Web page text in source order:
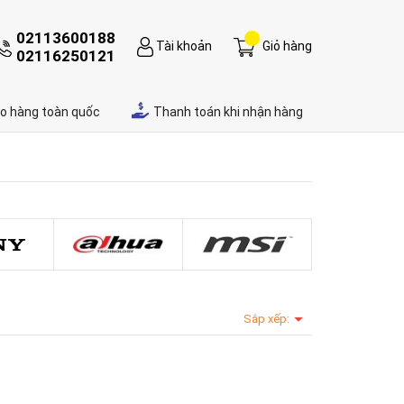
02113600188
02116250121
Tài khoản Giỏ hàng
hàng toàn quốc Thanh toán khi nhận hàng
Sắp xếp: